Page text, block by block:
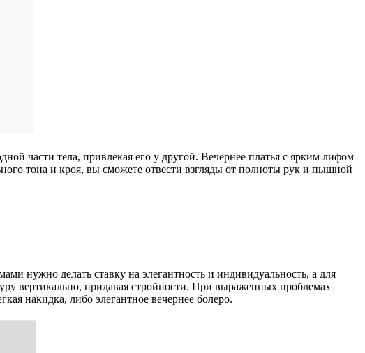
части тела, привлекая его у другой. Вечернее платья с ярким лифом
тона и кроя, вы сможете отвести взгляды от полноты рук и пышной
нужно делать ставку на элегантность и индивидуальность, а для
вертикально, придавая стройности. При выраженных проблемах
накидка, либо элегантное вечернее болеро.